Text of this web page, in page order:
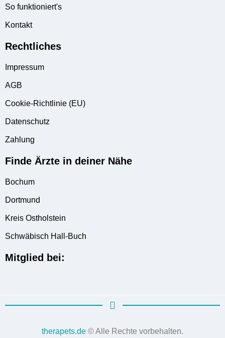
So funktioniert's
Kontakt
Rechtliches
Impressum
AGB
Cookie-Richtlinie (EU)
Datenschutz
Zahlung
Finde Ärzte in deiner Nähe
Bochum
Dortmund
Kreis Ostholstein
Schwäbisch Hall-Buch
Mitglied bei:
therapets.de © Alle Rechte vorbehalten.